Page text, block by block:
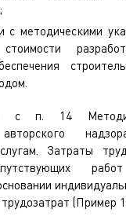
с методическими
с п. 14
авторского
Затраты
(Пример